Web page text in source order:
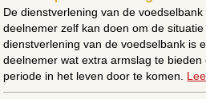
De dienstverlening van de
deelnemer zelf kan doen om de
dienstverlening van de voedselbank is
deelnemer wat extra armslag te
periode in het leven door te komen.